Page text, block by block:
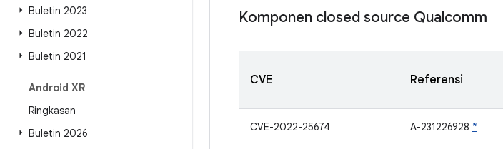
Buletin 2023
Buletin 2022
Buletin 2021
Android XR
Ringkasan
Buletin 2026
Komponen closed source Qualcomm
CVE Referensi
CVE-2022-25674 A-231226928 *